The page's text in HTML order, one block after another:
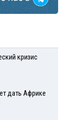
кризис
дать Африке